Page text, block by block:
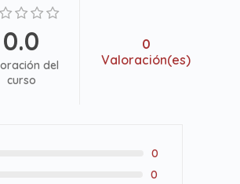
0.0
del
curso
0
Valoración(es)
0
0